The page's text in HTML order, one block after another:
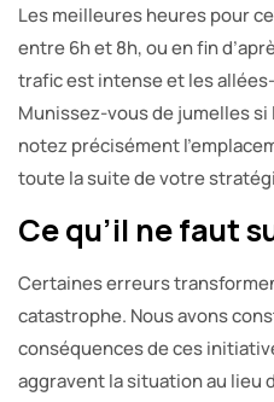
Les meilleures heures pour
entre 6h et 8h, ou en fin
trafic est intense et les
Munissez-vous de jumelles
notez précisément
toute la suite de votre
Ce qu’il ne faut
Certaines erreurs
catastrophe. Nous avons
conséquences de ces
aggravent la situation au lieu